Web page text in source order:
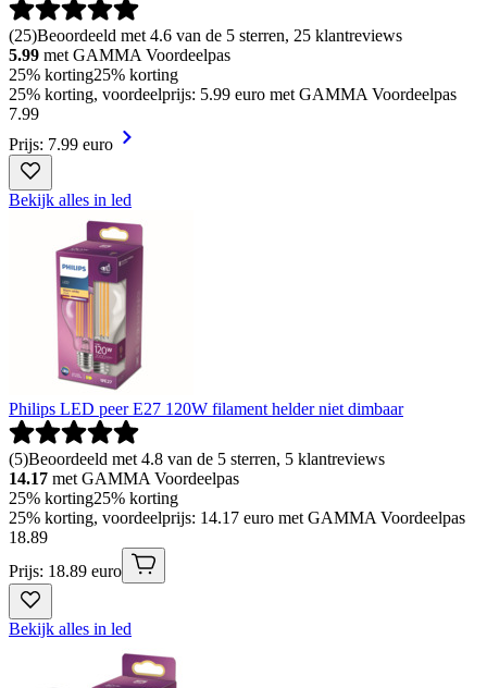
(25)Beoordeeld met 4.6 van de 5 sterren, 25 klantreviews
5.99 met GAMMA Voordeelpas
25% korting25% korting
25% korting, voordeelprijs: 5.99 euro met GAMMA Voordeelpas
7.99
Prijs: 7.99 euro
Bekijk alles in led
Philips LED peer E27 120W filament helder niet dimbaar
(5)Beoordeeld met 4.8 van de 5 sterren, 5 klantreviews
14.17 met GAMMA Voordeelpas
25% korting25% korting
25% korting, voordeelprijs: 14.17 euro met GAMMA Voordeelpas
18.89
Prijs: 18.89 euro
Bekijk alles in led